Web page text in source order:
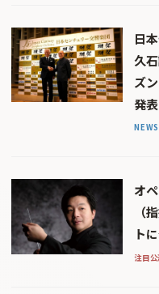
日
久
ズ
発表
NEWS
オ
（
ト
注目公